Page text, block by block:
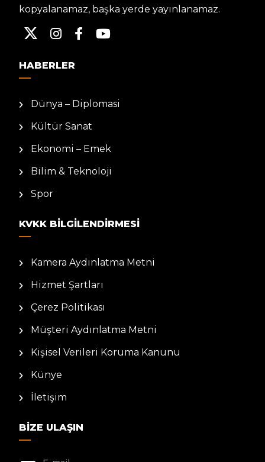
kopyalanamaz, başka yerde yayınlanamaz.
HABERLER
Dünya – Diplomasi
Kültür Sanat
Ekonomi – Emek
Bilim & Teknoloji
Spor
KVKK BILGILENDIRMESI
Kamera Aydınlatma Metni
Hizmet Şartları
Çerez Politikası
Müşteri Aydınlatma Metni
Kişisel Verileri Koruma Kanunu
Künye
İletişim
BIZE ULAŞIN